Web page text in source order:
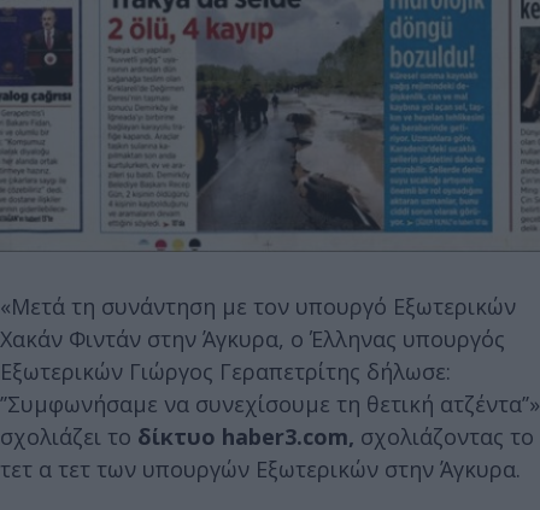
«Μετά τη συνάντηση με τον υπουργό Εξωτερικών
Χακάν Φιντάν στην Άγκυρα, ο Έλληνας υπουργός
Εξωτερικών Γιώργος Γεραπετρίτης δήλωσε:
’’Συμφωνήσαμε να συνεχίσουμε τη θετική ατζέντα’’»
σχολιάζει το δίκτυο haber3.com, σχολιάζοντας το
τετ α τετ των υπουργών Εξωτερικών στην Άγκυρα.